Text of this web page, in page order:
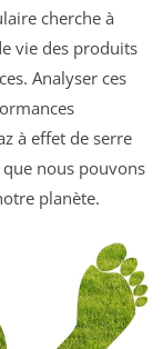
cherche à
vie des produits
Analyser ces
à effet de serre
nous pouvons
planète.